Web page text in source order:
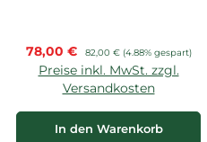
Verkaufspreis:
78,00 € Regulärer Preis:
82,00 € (4.88% gespart)
Preise inkl. MwSt. zzgl.
Versandkosten
In den Warenkorb